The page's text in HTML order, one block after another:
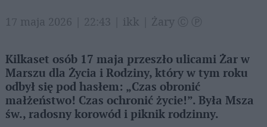
17 maja 2026 | 22:43 | ikk | Żary Ⓒ Ⓟ
Kilkaset osób 17 maja przeszło ulicami Żar w
Marszu dla Życia i Rodziny, który w tym roku
odbył się pod hasłem: „Czas obronić
małżeństwo! Czas ochronić życie!”. Była Msza
św., radosny korowód i piknik rodzinny.